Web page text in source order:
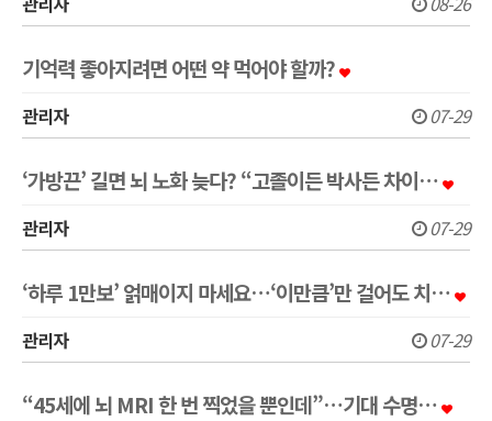
기억력 좋아지려면 어떤 약 먹어야 할까?
관리자 07-29
‘가방끈’ 길면 뇌 노화 늦다? “고졸이든 박사든 차이…
관리자 07-29
‘하루 1만보’ 얽매이지 마세요…‘이만큼’만 걸어도 치…
관리자 07-29
“45세에 뇌 MRI 한 번 찍었을 뿐인데”…기대 수명…